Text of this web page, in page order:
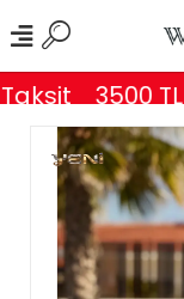
3500 TL